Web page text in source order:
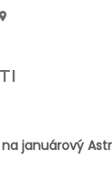
januárový